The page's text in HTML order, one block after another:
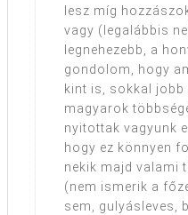
lesz míg
vagy (legalábbis
legnehezebb, a
gondolom, hogy
kint is, sokkal jobb
magyarok
nyitottak vagyunk
hogy ez könnyen
nekik majd valami
(nem ismerik a
sem, gulyásleves,